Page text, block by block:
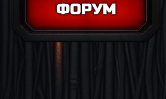
ФОРУМ